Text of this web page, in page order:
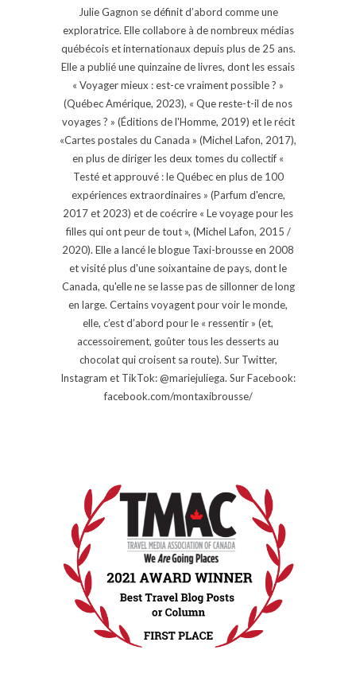
Julie Gagnon se définit d’abord comme une
exploratrice. Elle collabore à de nombreux médias
québécois et internationaux depuis plus de 25 ans.
Elle a publié une quinzaine de livres, dont les essais
« Voyager mieux : est-ce vraiment possible ? »
(Québec Amérique, 2023), « Que reste-t-il de nos
voyages ? » (Éditions de l'Homme, 2019) et le récit
«Cartes postales du Canada » (Michel Lafon, 2017),
en plus de diriger les deux tomes du collectif «
Testé et approuvé : le Québec en plus de 100
expériences extraordinaires » (Parfum d'encre,
2017 et 2023) et de coécrire « Le voyage pour les
filles qui ont peur de tout », (Michel Lafon, 2015 /
2020). Elle a lancé le blogue Taxi-brousse en 2008
et visité plus d'une soixantaine de pays, dont le
Canada, qu'elle ne se lasse pas de sillonner de long
en large. Certains voyagent pour voir le monde,
elle, c’est d’abord pour le « ressentir » (et,
accessoirement, goûter tous les desserts au
chocolat qui croisent sa route). Sur Twitter,
Instagram et TikTok: @mariejuliega. Sur Facebook:
facebook.com/montaxibrousse/